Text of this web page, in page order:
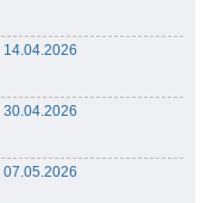
14.04.2026
30.04.2026
07.05.2026